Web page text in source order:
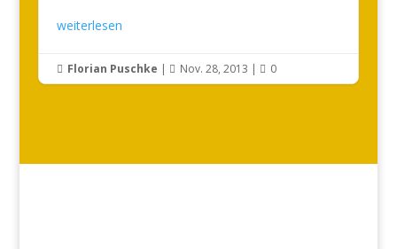
weiterlesen
 Florian Puschke |  Nov. 28, 2013 |  0